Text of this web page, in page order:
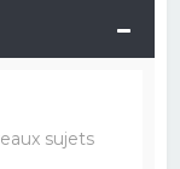
sujets